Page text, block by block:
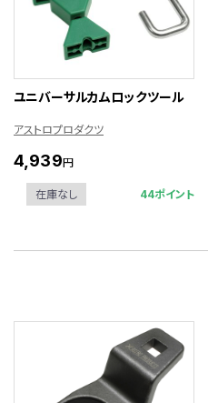
ユニバーサルカムロックツール
アストロプロダクツ
4,939円
在庫なし 44ポイント